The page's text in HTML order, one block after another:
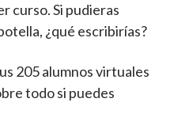
curso. Si pudieras
¿qué escribirías?
205 alumnos virtuales
todo si puedes